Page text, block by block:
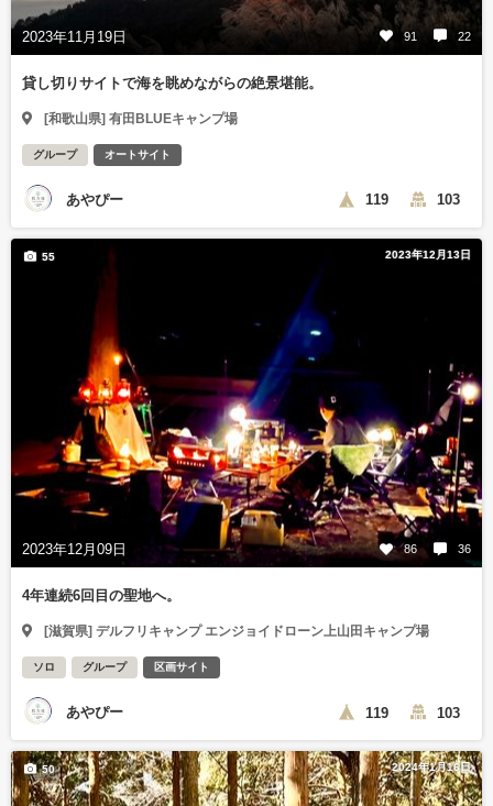
2023年11月19日 91 22
貸し切りサイトで海を眺めながらの絶景堪能。
[和歌山県] 有田BLUEキャンプ場
グループ オートサイト
あやぴー 119 103
2023年12月13日
2023年12月09日 86 36
55
4年連続6回目の聖地へ。
[滋賀県] デルフリキャンプ エンジョイドローン上山田キャンプ場
ソロ グループ 区画サイト
あやぴー 119 103
2024年1月16日
50